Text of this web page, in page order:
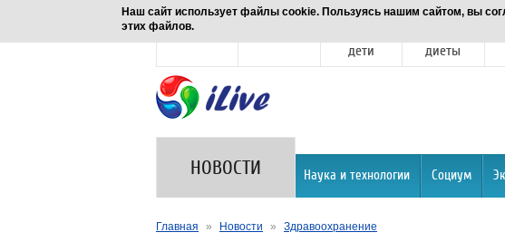
Наш сайт использует файлы cookie. Пользуясь нашим сайтом, вы
этих файлов.Новости
дети
диеты
НОВОСТИ Наука и технологии Социум
Главная » Новости » Здравоохранение